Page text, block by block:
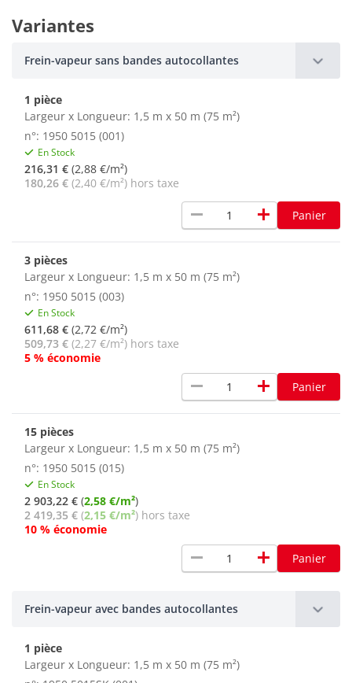
Variantes
Frein-vapeur sans bandes autocollantes
1 pièce
Largeur x Longueur: 1,5 m x 50 m (75 m²)
n°: 1950 5015 (001)
En Stock
216,31 € (2,88 €/m²)
180,26 € (2,40 €/m²) hors taxe
remove add Panier
3 pièces
Largeur x Longueur: 1,5 m x 50 m (75 m²)
n°: 1950 5015 (003)
En Stock
611,68 € (2,72 €/m²)
509,73 € (2,27 €/m²) hors taxe
5 % économie
remove add Panier
15 pièces
Largeur x Longueur: 1,5 m x 50 m (75 m²)
n°: 1950 5015 (015)
En Stock
2 903,22 € (2,58 €/m²)
2 419,35 € (2,15 €/m²) hors taxe
10 % économie
remove add Panier
Frein-vapeur avec bandes autocollantes
1 pièce
Largeur x Longueur: 1,5 m x 50 m (75 m²)